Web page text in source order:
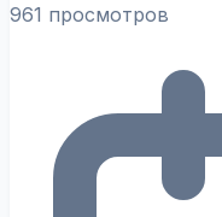
961 просмотров